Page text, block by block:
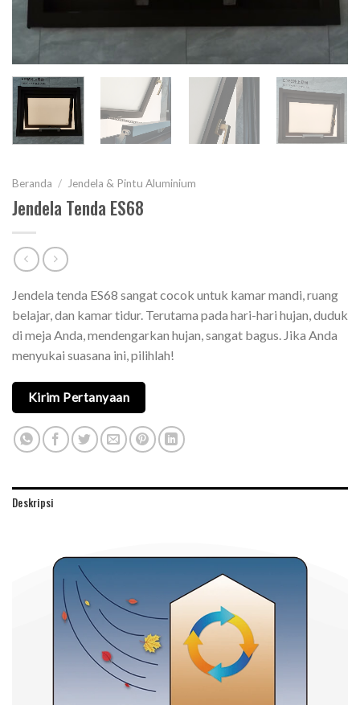
Beranda / Jendela & Pintu Aluminium
Jendela Tenda ES68
Jendela tenda ES68 sangat cocok untuk kamar mandi, ruang
belajar, dan kamar tidur. Terutama pada hari-hari hujan, duduk
di meja Anda, mendengarkan hujan, sangat bagus. Jika Anda
menyukai suasana ini, pilihlah!
Kirim Pertanyaan
Deskripsi